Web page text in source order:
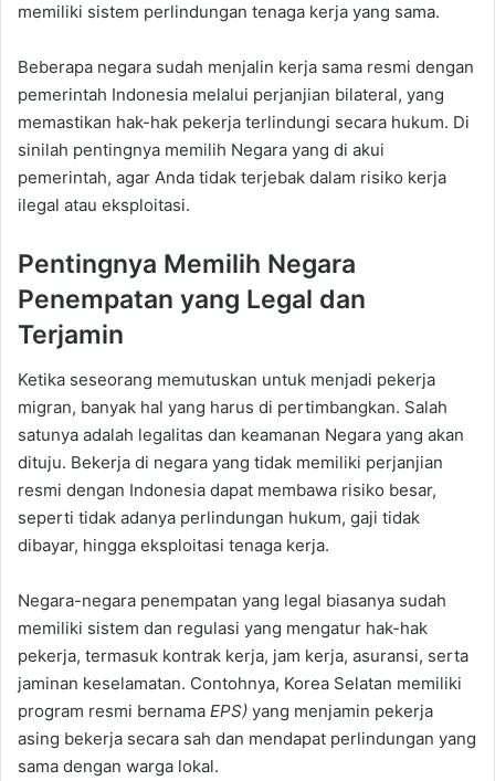
memiliki sistem perlindungan tenaga kerja yang sama.
Beberapa negara sudah menjalin kerja sama resmi dengan
pemerintah Indonesia melalui perjanjian bilateral, yang
memastikan hak-hak pekerja terlindungi secara hukum. Di
sinilah pentingnya memilih Negara yang di akui
pemerintah, agar Anda tidak terjebak dalam risiko kerja
ilegal atau eksploitasi.
Pentingnya Memilih Negara
Penempatan yang Legal dan
Terjamin
Ketika seseorang memutuskan untuk menjadi pekerja
migran, banyak hal yang harus di pertimbangkan. Salah
satunya adalah legalitas dan keamanan Negara yang akan
dituju. Bekerja di negara yang tidak memiliki perjanjian
resmi dengan Indonesia dapat membawa risiko besar,
seperti tidak adanya perlindungan hukum, gaji tidak
dibayar, hingga eksploitasi tenaga kerja.
Negara-negara penempatan yang legal biasanya sudah
memiliki sistem dan regulasi yang mengatur hak-hak
pekerja, termasuk kontrak kerja, jam kerja, asuransi, serta
jaminan keselamatan. Contohnya, Korea Selatan memiliki
program resmi bernama EPS) yang menjamin pekerja
asing bekerja secara sah dan mendapat perlindungan yang
sama dengan warga lokal.